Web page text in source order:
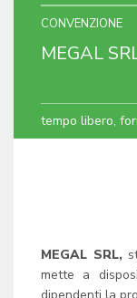
CONVENZIONE
MEGAL
tempo libero,
MEGAL SRL,
mette a